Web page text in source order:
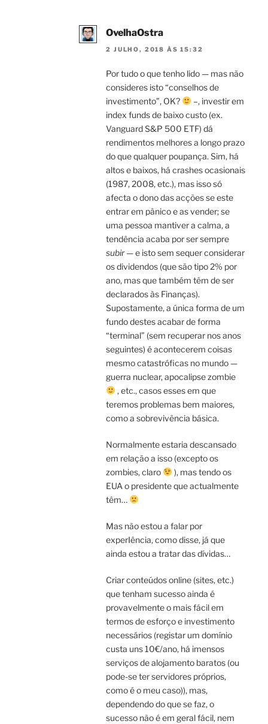
OvelhaOstra
2 JULHO, 2018 ÀS 15:32
Por tudo o que tenho lido — mas não
consideres isto “conselhos de
investimento”, OK?
–, investir em
index funds de baixo custo (ex.
Vanguard S&P 500 ETF) dá
rendimentos melhores a longo prazo
do que qualquer poupança. Sim, há
altos e baixos, há crashes ocasionais
(1987, 2008, etc.), mas isso só
afecta o dono das acções se este
entrar em pânico e as vender; se
uma pessoa mantiver a calma, a
tendência acaba por ser sempre
subir— e isto sem sequer considerar
os dividendos (que são tipo 2% por
ano, mas que também têm de ser
declarados às Finanças).
Supostamente, a única forma de um
fundo destes acabar de forma
“terminal” (sem recuperar nos anos
seguintes) é acontecerem coisas
mesmo catastróficas no mundo —
guerra nuclear, apocalipse zombie
, etc., casos esses em que
teremos problemas bem maiores,
como a sobrevivência básica.
Normalmente estaria descansado
em relação a isso (excepto os
zombies, claro
), mas tendo os
EUA o presidente que actualmente
têm…
Mas não estou a falar por
experIência, como disse, já que
ainda estou a tratar das dívidas…
Criar conteúdos online (sites, etc.)
que tenham sucesso ainda é
provavelmente o mais fácil em
termos de esforço e investimento
necessários (registar um domínio
custa uns 10€/ano, há imensos
serviços de alojamento baratos (ou
pode-se ter servidores próprios,
como é o meu caso)), mas,
dependendo do que se faz, o
sucesso não é em geral fácil, nem